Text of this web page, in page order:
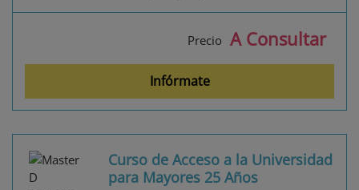
Precio A Consultar
Infórmate
Curso de Acceso a la Universidad
para Mayores 25 Años